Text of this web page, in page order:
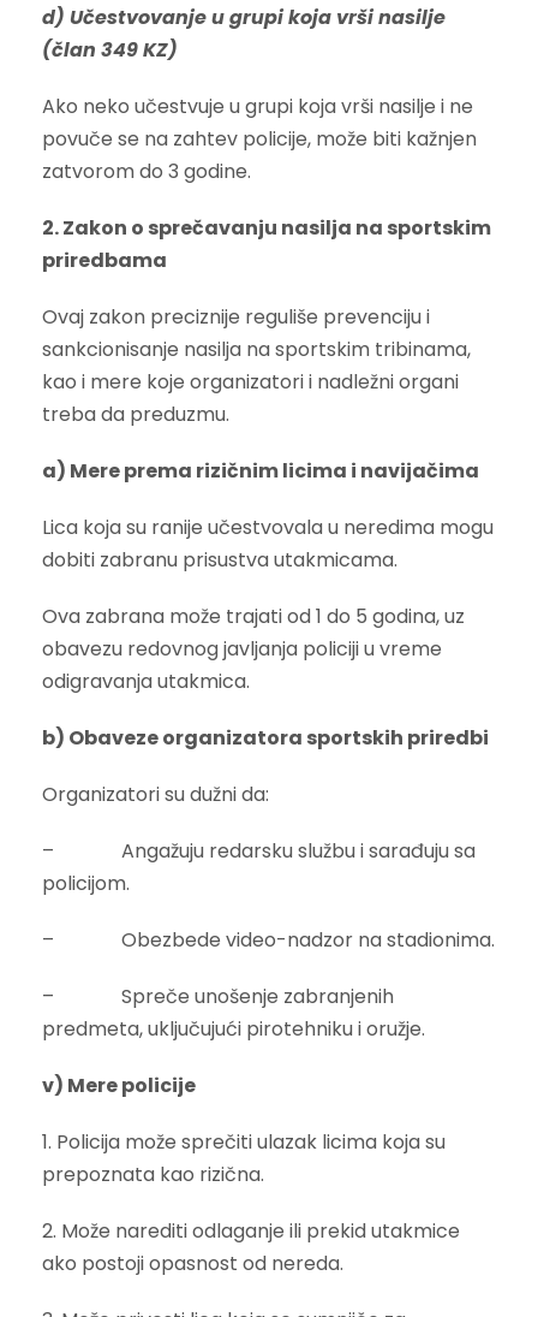
d) Učestvovanje u grupi koja vrši nasilje
(član 349 KZ)
Ako neko učestvuje u grupi koja vrši nasilje i ne
povuče se na zahtev policije, može biti kažnjen
zatvorom do 3 godine.
2. Zakon o sprečavanju nasilja na sportskim
priredbama
Ovaj zakon preciznije reguliše prevenciju i
sankcionisanje nasilja na sportskim tribinama,
kao i mere koje organizatori i nadležni organi
treba da preduzmu.
a) Mere prema rizičnim licima i navijačima
Lica koja su ranije učestvovala u neredima mogu
dobiti zabranu prisustva utakmicama.
Ova zabrana može trajati od 1 do 5 godina, uz
obavezu redovnog javljanja policiji u vreme
odigravanja utakmica.
b) Obaveze organizatora sportskih priredbi
Organizatori su dužni da:
– Angažuju redarsku službu i sarađuju sa
policijom.
– Obezbede video-nadzor na stadionima.
– Spreče unošenje zabranjenih
predmeta, uključujući pirotehniku i oružje.
v) Mere policije
1. Policija može sprečiti ulazak licima koja su
prepoznata kao rizična.
2. Može narediti odlaganje ili prekid utakmice
ako postoji opasnost od nereda.